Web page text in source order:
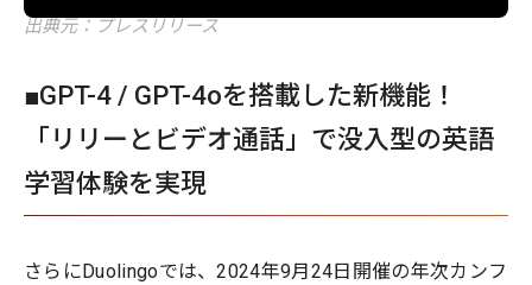
出典元：プレスリリース
■GPT-4 / GPT-4oを搭載した新機能！
「リリーとビデオ通話」で没入型の英語
学習体験を実現
さらにDuolingoでは、2024年9月24日開催の年次カンフ